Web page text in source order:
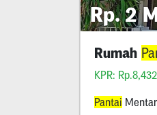
Rp. 2
Rumah
KPR:
Pantai